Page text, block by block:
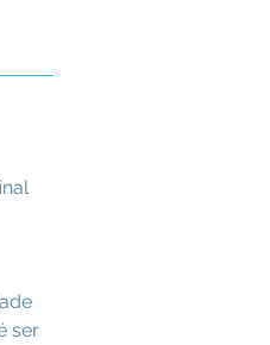
ser